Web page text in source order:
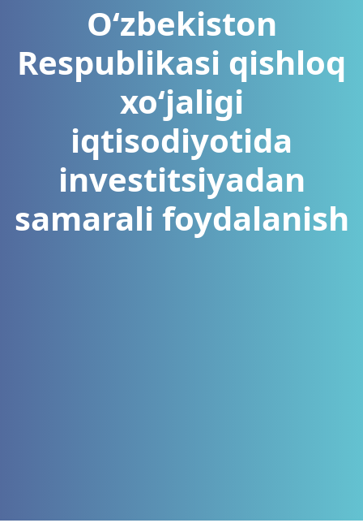
O‘zbekiston
Respublikasi qishloq
xo‘jaligi
iqtisodiyotida
investitsiyadan
samarali foydalanish